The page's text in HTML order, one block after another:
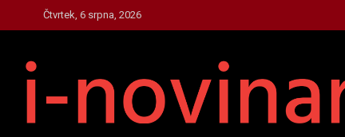
to
Čtvrtek, 6 srpna, 2026